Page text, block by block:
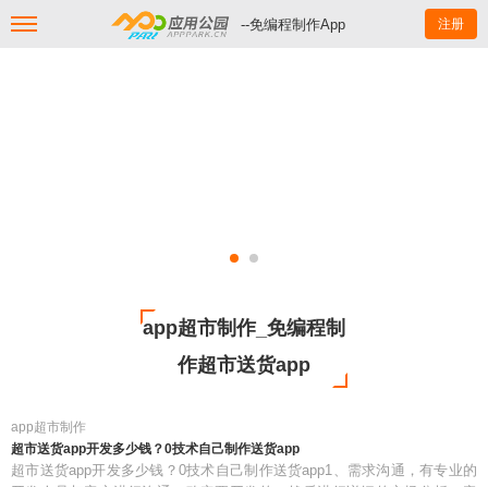
--免编程制作App 注册
app超市制作_免编程制
作超市送货app
app超市制作
超市送货app开发多少钱？0技术自己制作送货app
超市送货app开发多少钱？0技术自己制作送货app1、需求沟通，有专业的